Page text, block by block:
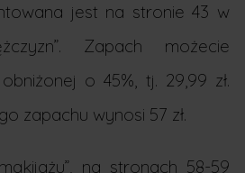
jest na stronie 43 w
Zapach możecie
o 45%, tj. 29,99 zł.
zapachu wynosi 57 zł.
na stronach 58-59